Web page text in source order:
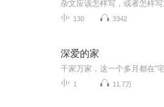
130 3342
深爱的家
1 11.7万